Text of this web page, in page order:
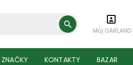
Můj GARLAND
ZNAČKY KONTAKTY BAZAR